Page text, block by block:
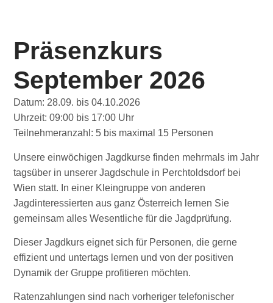
Präsenzkurs
September 2026
Datum: 28.09. bis 04.10.2026
Uhrzeit: 09:00 bis 17:00 Uhr
Teilnehmeranzahl : 5 bis maximal 15 Personen
Unsere einwöchigen Jagdkurse finden mehrmals im Jahr
tagsüber in unserer Jagdschule in Perchtoldsdorf bei
Wien statt. In einer Kleingruppe von anderen
Jagdinteressierten aus ganz Österreich lernen Sie
gemeinsam alles Wesentliche für die Jagdprüfung.
Dieser Jagdkurs eignet sich für Personen, die gerne
effizient und untertags lernen und von der positiven
Dynamik der Gruppe profitieren möchten.
Ratenzahlungen sind nach vorheriger telefonischer